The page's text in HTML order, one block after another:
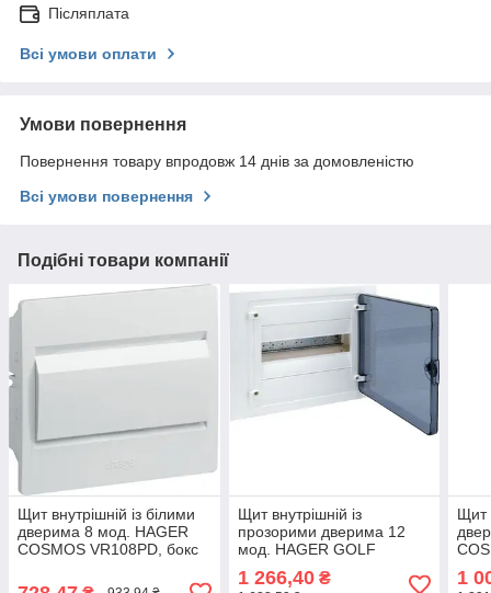
Післяплата
Всі умови оплати
Умови повернення
Повернення товару впродовж 14 днів за домовленістю
Всі умови повернення
Подібні товари компанії
Щит внутрішній із білими
дверима 8 мод. HAGER
COSMOS VR108PD, бокс
розподільний
Щит внутрішній із
прозорими дверима 12
мод. HAGER GOLF
шафа розподільна для
1 266,40₴
Щит
1